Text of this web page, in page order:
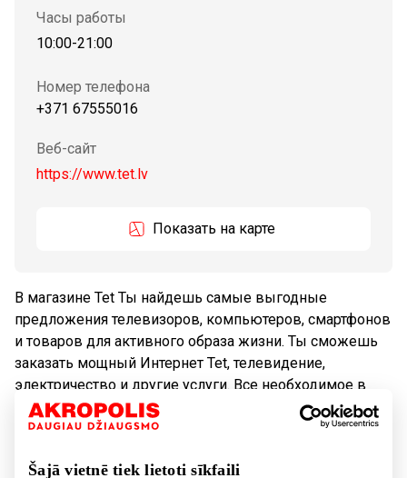
Šajā vietnē tiek lietoti sīkfaili
Часы работы
10:00-21:00
Номер телефона
+371 67555016
Веб-сайт
https://www.tet.lv
Показать на карте
В магазине Tet Ты найдешь самые выгодные
предложения телевизоров, компьютеров, смартфонов
и товаров для активного образа жизни. Ты сможешь
заказать мощный Интернет Tet, телевидение,
электричество и другие услуги. Все необходимое в
одном месте!
Телекоммуникации Услуги